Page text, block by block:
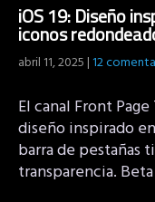
iOS 19: Diseño
iconos
abril 11, 2025|12
El canal Front
diseño inspirado
barra de pestañas
transparencia.